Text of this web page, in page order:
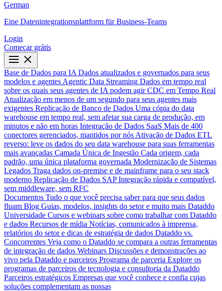
German
Eine Datenintegrationsplattform für Business-Teams
Login
Começar grátis
Base de Dados para IA Dados atualizados e governados para seus
modelos e agentes Agentic Data Streaming Dados em tempo real
sobre os quais seus agentes de IA podem agir CDC em Tempo Real
Atualização em menos de um segundo para seus agentes mais
exigentes Replicação de Banco de Dados Uma cópia do data
warehouse em tempo real, sem afetar sua carga de produção, em
minutos e não em horas Integração de Dados SaaS Mais de 400
conectores gerenciados, mantidos por nós Ativação de Dados ETL
reverso: leve os dados do seu data warehouse para suas ferramentas
mais avançadas Camada Única de Ingestão Cada origem, cada
padrão, uma única plataforma governada Modernização de Sistemas
Legados Traga dados on-premise e de mainframe para o seu stack
moderno Replicação de Dados SAP Integração rápida e compatível,
sem middleware, sem RFC
Documentos Tudo o que você precisa saber para que seus dados
fluam Blog Guias, modelos, insights do setor e muito mais Dataddo
Universidade Cursos e webinars sobre como trabalhar com Dataddo
e dados Recursos de mídia Notícias, comunicados à imprensa,
relatórios do setor e dicas de estratégia de dados Dataddo vs.
Concorrentes Veja como o Dataddo se compara a outras ferramentas
de integração de dados Webinars Discussões e demonstrações ao
vivo pela Dataddo e parceiros Programa de parceria Explore os
programas de parceiros de tecnologia e consultoria da Dataddo
Parceiros estratégicos Empresas que você conhece e confia cujas
soluções complementam as nossas